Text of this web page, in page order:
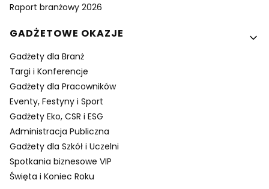
Raport branżowy 2026
GADŻETOWE OKAZJE
Gadżety dla Branż
Targi i Konferencje
Gadżety dla Pracowników
Eventy, Festyny i Sport
Gadżety Eko, CSR i ESG
Administracja Publiczna
Gadżety dla Szkół i Uczelni
Spotkania biznesowe VIP
Święta i Koniec Roku